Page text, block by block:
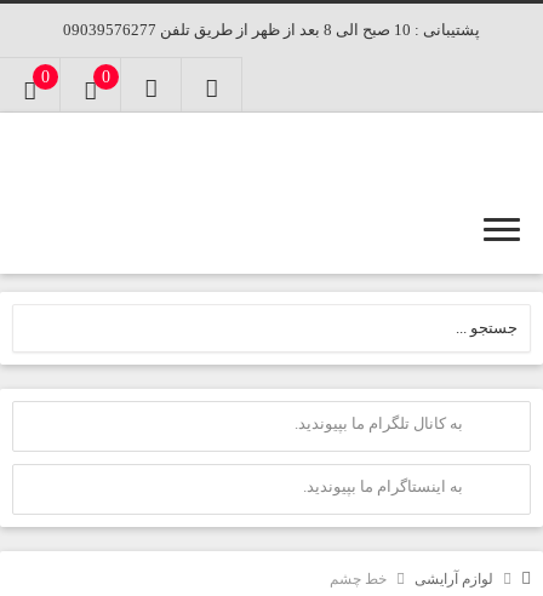
پشتیبانی : 10 صبح الی 8 بعد از ظهر از طریق تلفن 09039576277
0 0
به کانال تلگرام ما بپیوندید.
به اینستاگرام ما بپیوندید.
لوازم آرایشی خط چشم